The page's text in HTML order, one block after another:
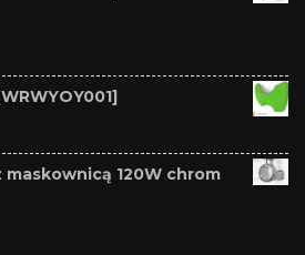
maskownicą 120W chrom